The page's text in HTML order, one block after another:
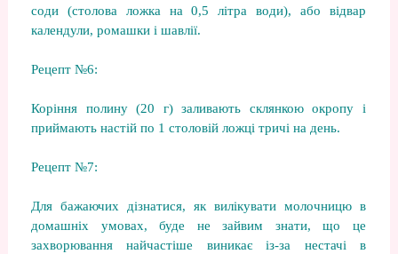
соди (столова ложка на 0,5 літра води), або відвар
календули, ромашки і шавлії.
Рецепт №6:
Коріння полину (20 г) заливають склянкою окропу і
приймають настій по 1 столовій ложці тричі на день.
Рецепт №7:
Для бажаючих дізнатися, як вилікувати молочницю в
домашніх умовах, буде не зайвим знати, що це
захворювання найчастіше виникає із-за нестачі в